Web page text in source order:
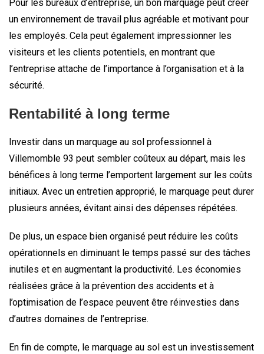
Pour les bureaux d’entreprise, un bon marquage peut créer
un environnement de travail plus agréable et motivant pour
les employés. Cela peut également impressionner les
visiteurs et les clients potentiels, en montrant que
l’entreprise attache de l’importance à l’organisation et à la
sécurité.
Rentabilité à long terme
Investir dans un marquage au sol professionnel à
Villemomble 93 peut sembler coûteux au départ, mais les
bénéfices à long terme l’emportent largement sur les coûts
initiaux. Avec un entretien approprié, le marquage peut durer
plusieurs années, évitant ainsi des dépenses répétées.
De plus, un espace bien organisé peut réduire les coûts
opérationnels en diminuant le temps passé sur des tâches
inutiles et en augmentant la productivité. Les économies
réalisées grâce à la prévention des accidents et à
l’optimisation de l’espace peuvent être réinvesties dans
d’autres domaines de l’entreprise.
En fin de compte, le marquage au sol est un investissement